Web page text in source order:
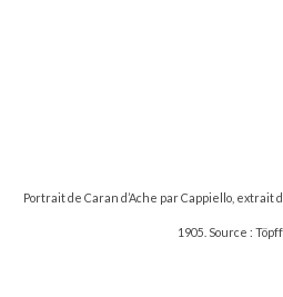
Portrait de Caran d’Ache par Cappiello, extrait
1905. Source :